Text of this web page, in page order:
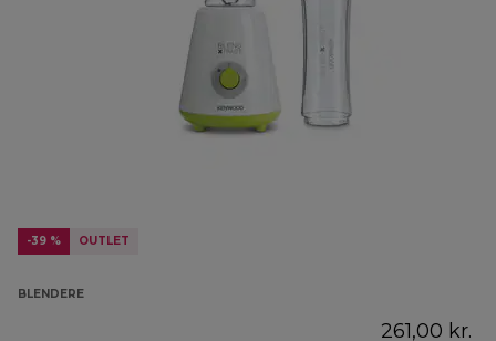
-39 % OUTLET
BLENDERE
261,00 kr.